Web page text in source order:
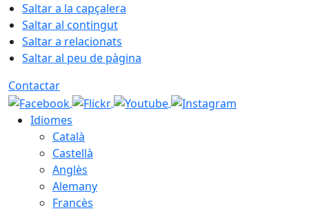
Saltar a la capçalera
Saltar al contingut
Saltar a relacionats
Saltar al peu de pàgina
Contactar
Idiomes
Català
Castellà
Anglès
Alemany
Francès